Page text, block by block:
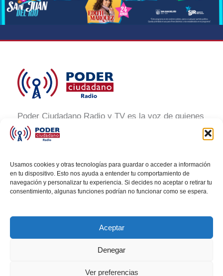
Usamos cookies y otras tecnologías para guardar o acceder a información
en tu dispositivo. Esto nos ayuda a entender tu comportamiento de
navegación y personalizar tu experiencia. Si decides no aceptar o retirar tu
consentimiento, algunas funciones podrían no funcionar como se espera.
Aceptar
Denegar
Ver preferencias
Poder Ciudadano Radio y TV es la voz de quienes
buscan un México informado y participativo.
Nuestro compromiso es conectar con la
transformación social a través de noticias claras,
veraces y al alcance de todos.